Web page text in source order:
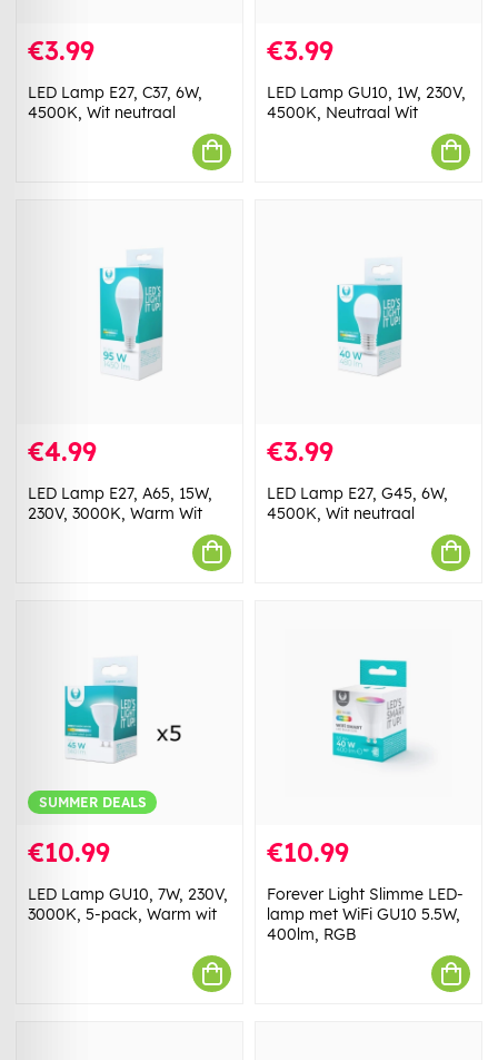
€3.99
LED Lamp E27, C37, 6W,
4500K, Wit neutraal
€3.99
LED Lamp GU10, 1W, 230V,
4500K, Neutraal Wit
€4.99
LED Lamp E27, A65, 15W,
230V, 3000K, Warm Wit
€3.99
LED Lamp E27, G45, 6W,
4500K, Wit neutraal
SUMMER DEALS
€10.99
LED Lamp GU10, 7W, 230V,
3000K, 5-pack, Warm wit
€10.99
Forever Light Slimme LED-
lamp met WiFi GU10 5.5W,
400lm, RGB